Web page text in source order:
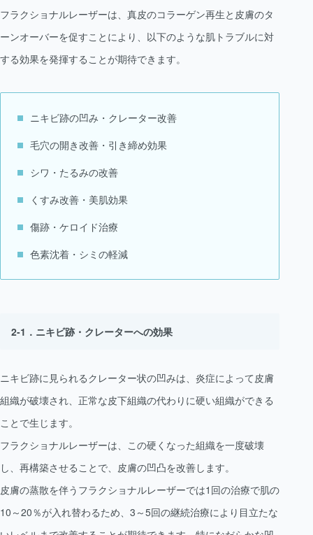
フラクショナルレーザーは、真皮のコラーゲン再生と皮膚のタ
ーンオーバーを促すことにより、以下のような肌トラブルに対
する効果を発揮することが期待できます。
ニキビ跡の凹み・クレーター改善
毛穴の開き改善・引き締め効果
シワ・たるみの改善
くすみ改善・美肌効果
傷跡・ケロイド治療
色素沈着・シミの軽減
ニキビ跡・クレーターへの効果
ニキビ跡に見られるクレーター状の凹みは、炎症によって皮膚
組織が破壊され、正常な皮下組織の代わりに硬い組織ができる
ことで生じます。
フラクショナルレーザーは、この硬くなった組織を一度破壊
し、再構築させることで、皮膚の凹凸を改善します。
皮膚の蒸散を伴うフラクショナルレーザーでは1回の治療で肌の
10～20％が入れ替わるため、3～5回の継続治療により目立たな